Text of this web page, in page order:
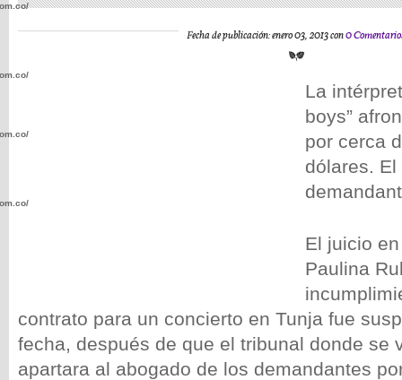
Fecha de publicación: enero 03, 2013 con0
La
boys”
por cerca
dólares.
El juicio
Paulina
contrato para un concierto en Tunja fue
fecha, después de que el tribunal donde se
apartara al abogado de los demandantes
wp-
wp-
wp-
wp-
wp-